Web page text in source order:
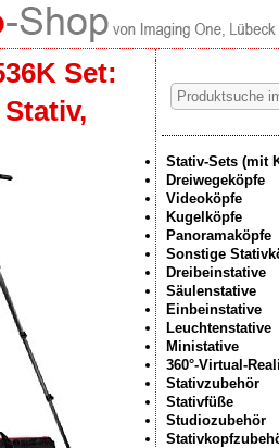
Set:
Stativ,
Stativ-Sets (mit
Dreiwegeköpfe
Videoköpfe
Kugelköpfe
Panoramaköpfe
Sonstige
Dreibeinstative
Säulenstative
Einbeinstative
Leuchtenstative
Ministative
360°-Virtual-
Stativzubehör
Stativfüße
Studiozubehör